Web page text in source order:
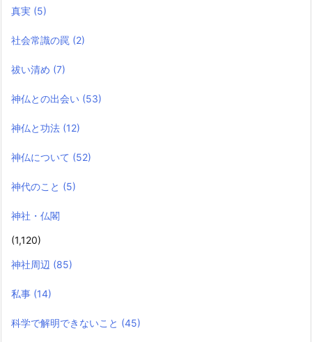
真実 (5)
社会常識の罠 (2)
祓い清め (7)
神仏との出会い (53)
神仏と功法 (12)
神仏について (52)
神代のこと (5)
神社・仏閣
(1,120)
神社周辺 (85)
私事 (14)
科学で解明できないこと (45)